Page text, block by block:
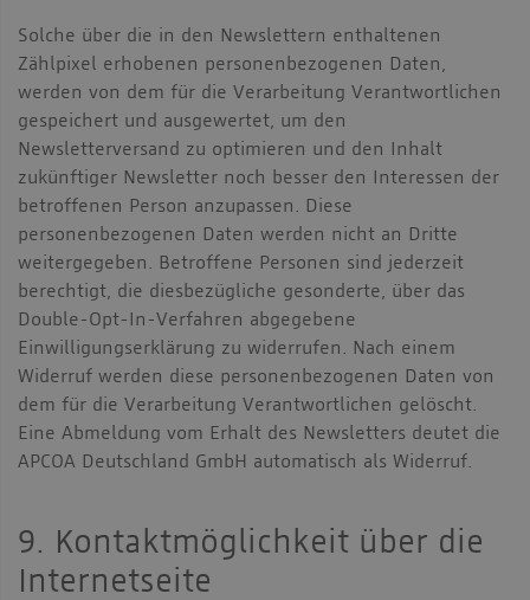
Solche über die in den Newslettern enthaltenen
Zählpixel erhobenen personenbezogenen Daten,
werden von dem für die Verarbeitung Verantwortlichen
gespeichert und ausgewertet, um den
Newsletterversand zu optimieren und den Inhalt
zukünftiger Newsletter noch besser den Interessen der
betroffenen Person anzupassen. Diese
personenbezogenen Daten werden nicht an Dritte
weitergegeben. Betroffene Personen sind jederzeit
berechtigt, die diesbezügliche gesonderte, über das
Double-Opt-In-Verfahren abgegebene
Einwilligungserklärung zu widerrufen. Nach einem
Widerruf werden diese personenbezogenen Daten von
dem für die Verarbeitung Verantwortlichen gelöscht.
Eine Abmeldung vom Erhalt des Newsletters deutet die
APCOA Deutschland GmbH automatisch als Widerruf.
9. Kontaktmöglichkeit über die
Internetseite